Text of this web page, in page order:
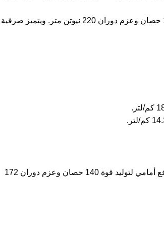
والثاني توربو سعة 4 أسطوانات سعة 1.5 لتر متصل بناقل حركة أوتوماتيكي متغير CVT موجه إلى نظام دفع أمامي لتوليد قوة 180 حصان وعزم دوران 220 نيوتن متر. ويتميز صرفية
تأتي هوندا HR-V بمحرك حقن عادي سعة 1.8 لتر رباعي الأسطوانات متصل بناقل حركة أوتوماتيكي متغير CVT موجه إلى نظام دفع أمامي لتوليد قوة 140 حصان وعزم دوران 172